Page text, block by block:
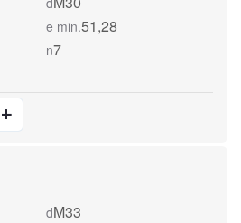
e min.51,28
n7
dM33